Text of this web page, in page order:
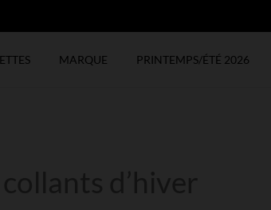
MARQUE PRINTEMPS/ÉTÉ 2026